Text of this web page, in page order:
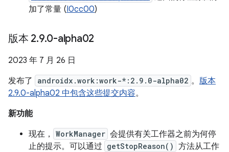
加了常量 (I0cc00)
版本 2.9.0-alpha02
2023 年 7 月 26 日
发布了
androidx.work:work-*:2.9.0-alpha02 。 版本
2.9.0-alpha02 中包含这些提交内容。
新功能
现在，
WorkManager 会提供有关工作器之前为何停
止的提示。可以通过 getStopReason() 方法从工作